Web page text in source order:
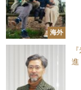
海外
進